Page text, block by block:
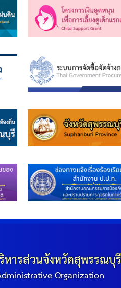
หารส่วนจังหวัดสุพรรณบุ
Organization